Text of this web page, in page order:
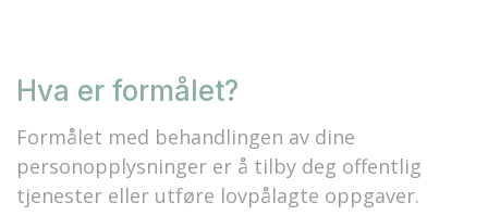
Hva er formålet?
Formålet med behandlingen av dine
personopplysninger er å tilby deg offentlig
tjenester eller utføre lovpålagte oppgaver.